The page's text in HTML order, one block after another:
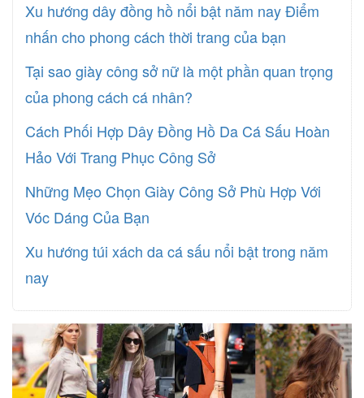
Xu hướng dây đồng hồ nổi bật năm nay Điểm
nhấn cho phong cách thời trang của bạn
Tại sao giày công sở nữ là một phần quan trọng
của phong cách cá nhân?
Cách Phối Hợp Dây Đồng Hồ Da Cá Sấu Hoàn
Hảo Với Trang Phục Công Sở
Những Mẹo Chọn Giày Công Sở Phù Hợp Với
Vóc Dáng Của Bạn
Xu hướng túi xách da cá sấu nổi bật trong năm
nay